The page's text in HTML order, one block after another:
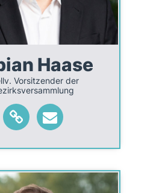
Haase
Vorsitzender der